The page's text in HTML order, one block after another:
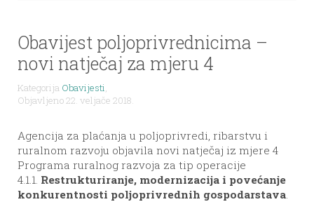
Obavijest poljoprivrednicima –
novi natječaj za mjeru 4
Kategorija Obavijesti,
Objavljeno 22. veljače 2018.
Agencija za plaćanja u poljoprivredi, ribarstvu i
ruralnom razvoju objavila novi natječaj iz mjere 4
Programa ruralnog razvoja za tip operacije
4.1.1. Restrukturiranje, modernizacija i povećanje
konkurentnosti poljoprivrednih gospodarstava.